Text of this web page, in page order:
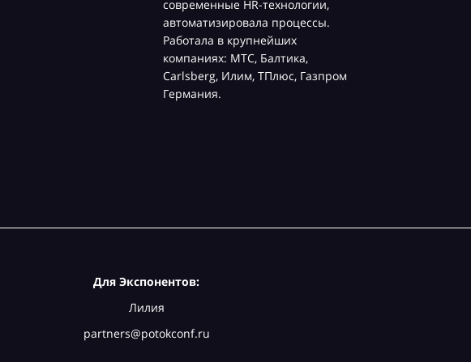
современные HR-технологии,
автоматизировала процессы.
Работала в крупнейших
компаниях: МТС, Балтика,
Carlsberg, Илим, ТПлюс, Газпром
Германия.
Для Экспонентов:
Лилия
partners@potokconf.ru